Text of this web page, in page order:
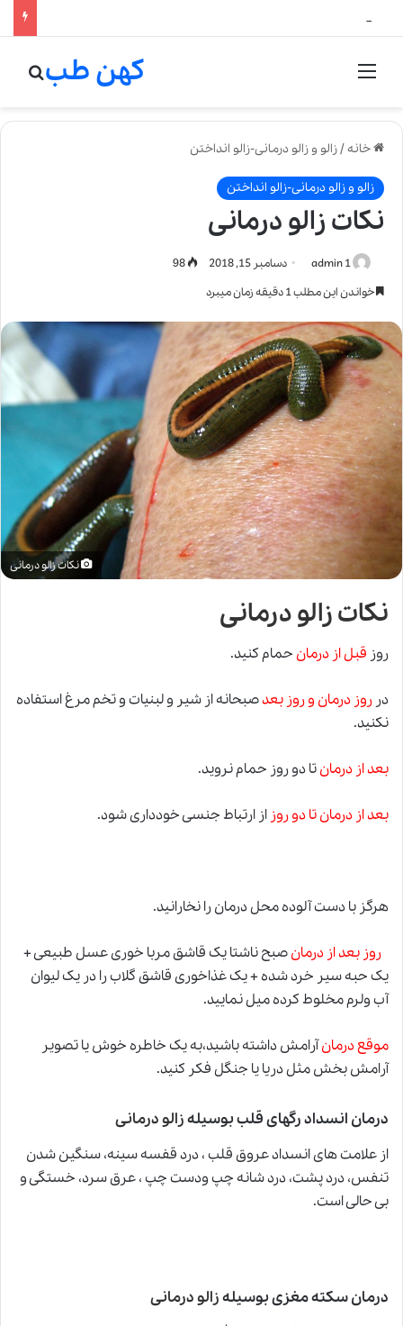
منو کهن طب
خانه/زالو و زالو درمانی-زالو انداختن
زالو و زالو درمانی-زالو انداختن
نکات زالو درمانی
admin 1 دسامبر 15, 2018
خواندن این مطلب 1 دقیقه زمان میبرد
نکات زالو درمانی
نکات زالو درمانی
روز قبل از درمان حمام کنید.
در روز درمان و روز بعدصبحانه از شیر و لبنیات و تخم مرغ استفاده
نکنید.
بعد از درمانتا دو روز حمام نروید.
بعد از درمان تا دو روز از ارتباط جنسی خودداری شود.
هرگز با دست آلوده محل درمان را نخارانید.
روز بعد از درمانصبح ناشتا یک قاشق مربا خوری عسل طبیعی +
یک حبه سیر خرد شده + یک غذاخوری قاشق گلاب را در یک لیوان
آب ولرم مخلوط کرده میل نمایید.
موقع درمانآرامش داشته باشید،به یک خاطره خوش یا تصویر
آرامش بخش مثل دریا یا جنگل فکر کنید.
درمان انسداد رگهای قلب بوسیلهزالو درمانی
از علامت های انسداد عروق قلب ، درد قفسه سینه، سنگین شدن
تنفس، درد پشت، درد شانه چپ ودست چپ ، عرق سرد، خستگی و
بی حالی است.
درمان سکته مغزی بوسیلهزالو درمانی